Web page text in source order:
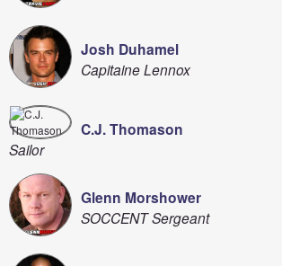
Josh Duhamel
Capitaine Lennox
C.J. Thomason
Sailor
Glenn Morshower
SOCCENT Sergeant